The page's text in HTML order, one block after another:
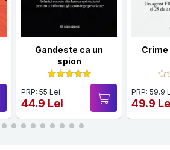
Gandeste ca un
spion
PRP: 55 Lei
44.9 Lei
Crime
PRP: 59.9
49.9